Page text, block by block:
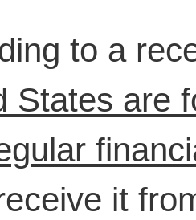
to a
States are
it